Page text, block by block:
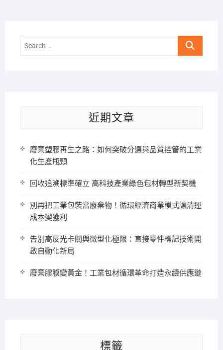
Search
近期文章
廢棄塑膠再生之路：如何突破分選與品質控管的工業
化生產瓶頸
回收追溯標準確立 高科技產業綠色包材轉型新契機
別再把工業包裝當廢棄物！循環經濟商業模式讓清運
成本變獲利
告別高反光卡關與微型化極限：直接零件標記技術開
啟自動化新局
廢棄膠膜變黃金！工業包材循環革命打造永續供應鏈
標籤